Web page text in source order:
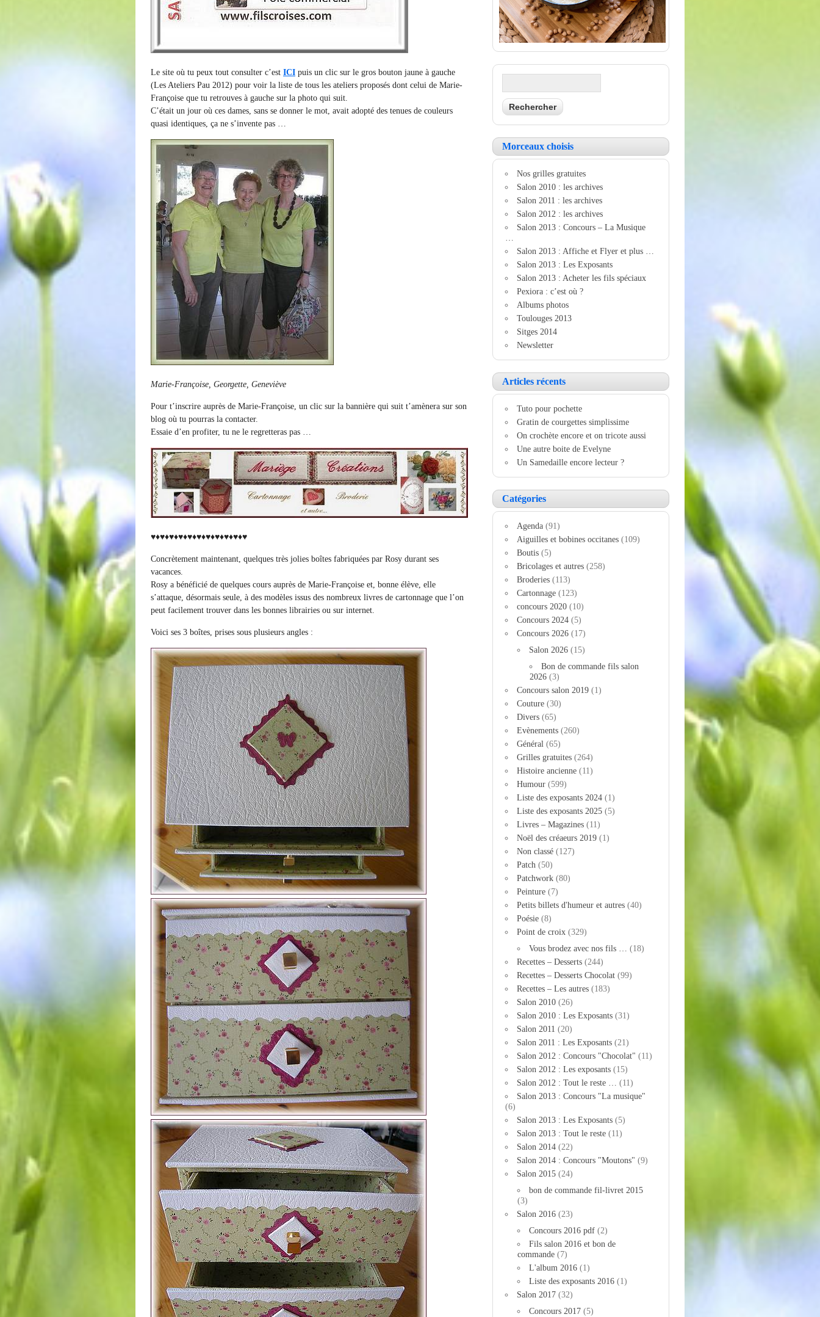
Le site où tu peux tout consulter c’est ICI puis un clic sur le gros bouton jaune à gauche
(Les Ateliers Pau 2012) pour voir la liste de tous les ateliers proposés dont celui de Marie-
Françoise que tu retrouves à gauche sur la photo qui suit.
C’était un jour où ces dames, sans se donner le mot, avait adopté des tenues de couleurs
quasi identiques, ça ne s’invente pas …
Marie-Françoise, Georgette, Geneviève
Pour t’inscrire auprès de Marie-Françoise, un clic sur la bannière qui suit t’amènera sur son
blog où tu pourras la contacter.
Essaie d’en profiter, tu ne le regretteras pas …
♥♦♥♦♥♦♥♦♥♦♥♦♥♦♥♦♥♦♥♦♥
Concrètement maintenant, quelques très jolies boîtes fabriquées par Rosy durant ses
vacances.
Rosy a bénéficié de quelques cours auprès de Marie-Françoise et, bonne élève, elle
s’attaque, désormais seule, à des modèles issus des nombreux livres de cartonnage que l’on
peut facilement trouver dans les bonnes librairies ou sur internet.
Voici ses 3 boîtes, prises sous plusieurs angles :
Morceaux choisis
Nos grilles gratuites
Salon 2010 : les archives
Salon 2011 : les archives
Salon 2012 : les archives
Salon 2013 : Concours – La Musique
Salon 2013 : Affiche et Flyer et plus …
Salon 2013 : Les Exposants
Salon 2013 : Acheter les fils spéciaux
Pexiora : c’est où ?
Albums photos
Toulouges 2013
Sitges 2014
Newsletter
Articles récents
Tuto pour pochette
Gratin de courgettes simplissime
On crochète encore et on tricote aussi
Une autre boite de Evelyne
Un Samedaille encore lecteur ?
Catégories
Agenda (91)
Aiguilles et bobines occitanes (109)
Boutis (5)
Bricolages et autres (258)
Broderies (113)
Cartonnage (123)
concours 2020 (10)
Concours 2024 (5)
Concours 2026 (17)
Salon 2026 (15)
Bon de commande fils salon
2026 (3)
Concours salon 2019 (1)
Couture (30)
Divers (65)
Evènements (260)
Général (65)
Grilles gratuites (264)
Histoire ancienne (11)
Humour (599)
Liste des exposants 2024 (1)
Liste des exposants 2025 (5)
Livres – Magazines (11)
Noël des créaeurs 2019 (1)
Non classé (127)
Patch (50)
Patchwork (80)
Peinture (7)
Petits billets d'humeur et autres (40)
Poésie (8)
Point de croix (329)
Vous brodez avec nos fils …
(18)
Recettes – Desserts (244)
Recettes – Desserts Chocolat (99)
Recettes – Les autres (183)
Salon 2010 (26)
Salon 2010 : Les Exposants (31)
Salon 2011 (20)
Salon 2011 : Les Exposants (21)
Salon 2012 : Concours "Chocolat" (11)
Salon 2012 : Les exposants (15)
Salon 2012 : Tout le reste …
(11)
Salon 2013 : Concours "La musique"
(6)
Salon 2013 : Les Exposants (5)
Salon 2013 : Tout le reste (11)
Salon 2014 (22)
Salon 2014 : Concours "Moutons" (9)
Salon 2015 (24)
bon de commande fil-livret 2015
(3)
Salon 2016 (23)
Concours 2016 pdf (2)
Fils salon 2016 et bon de
commande (7)
L'album 2016 (1)
Liste des exposants 2016 (1)
Salon 2017 (32)
Concours 2017 (5)